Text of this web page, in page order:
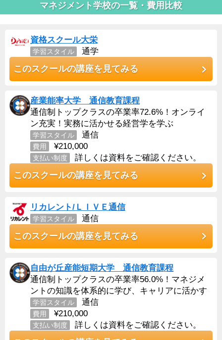
マネジメント学校の一覧・費用比較
資格スクール大栄
学習スタイル 通学
このスクールの講座を見てみる
産業能率大学 通信教育課程
通信制トップクラスの卒業率72.6%！オンライ
ン充実！実務に活かせる経営学を学ぶ
学習スタイル 通信
費用 ¥210,000
支払い制度 詳しくは資料をご確認ください。
このスクールの講座を見てみる
リカレント/ＬＩＶＥ通信
学習スタイル 通信
このスクールの講座を見てみる
自由が丘産能短期大学 通信教育課程
通信制トップクラスの卒業率56.0%！マネジメ
ントの知識を体系的に学び、キャリアに活かす
学習スタイル 通信
費用 ¥210,000
支払い制度 詳しくは資料をご確認ください。